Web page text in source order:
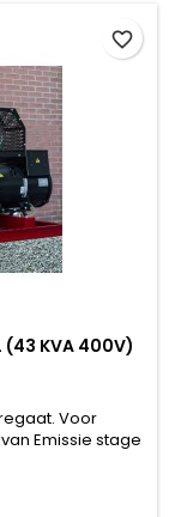
(43 KVA 400V)
Voor
Emissie stage
met
favorite_border